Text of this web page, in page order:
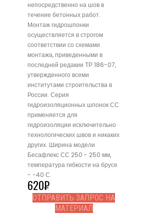
непосредственно на шов в
течение бетонных работ.
Монтаж гидрошпонки
осуществляется в строгом
соответствии со схемами
монтажа, приведенными в
последней редакии ТР 186-07,
утвержденного всеми
институтами строительства в
России. Серия
гидроизоляционных шпонок СС
применяется для
гидроизоляции исключительно
технологических швов и никаких
других. Ширина модели
Бесафлекс СС 250 - 250 мм,
температура гибкости на брусе
- -40 С.
620₽
ОТПРАВИТЬ ЗАПРОС НА
МАТЕРИАЛ